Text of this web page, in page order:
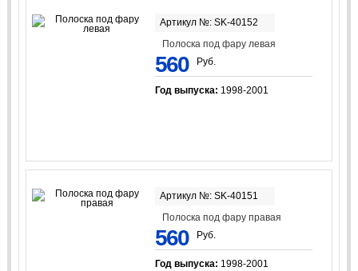
Артикул №: SK-40152
Полоска под фару левая
560 Руб.
Год выпуска: 1998-2001
Артикул №: SK-40151
Полоска под фару правая
560 Руб.
Год выпуска: 1998-2001